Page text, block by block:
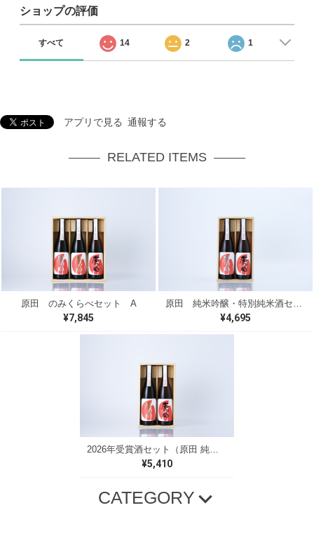
ショップの評価
すべて 14 2 1
アプリで見る 通報する
RELATED ITEMS
原田 のみくらべセット A
¥7,845 ¥4,695
2026年受賞酒セット（原田 純米大吟醸・特別純米酒）
¥5,410
CATEGORY